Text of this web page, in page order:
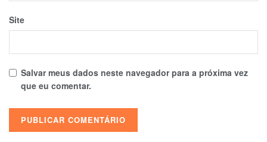
Site
Salvar meus dados neste navegador para a próxima vez
que eu comentar.